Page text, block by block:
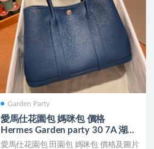
Garden Party
愛馬仕花園包 媽咪包 價格
Hermes Garden party 30 7A 湖海
藍Bleu Thalassa Negonda
愛馬仕花園包 田園包 媽咪包 價格及圖片